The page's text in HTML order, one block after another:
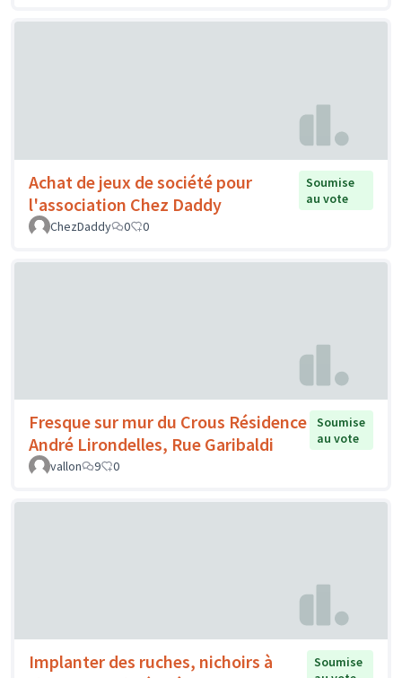
Achat de jeux de société pour
l'association Chez Daddy
Soumise
au vote
ChezDaddy
0 0
Fresque sur mur du Crous Résidence
André Lirondelles, Rue Garibaldi
Soumise
au vote
vallon
9 0
Implanter des ruches, nichoirs à
Soumise